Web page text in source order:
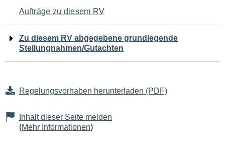
Aufträge zu diesem RV
Zu diesem RV abgegebene grundlegende
Stellungnahmen/Gutachten
Regelungsvorhaben herunterladen (PDF)
Inhalt dieser Seite melden
(Mehr Informationen)